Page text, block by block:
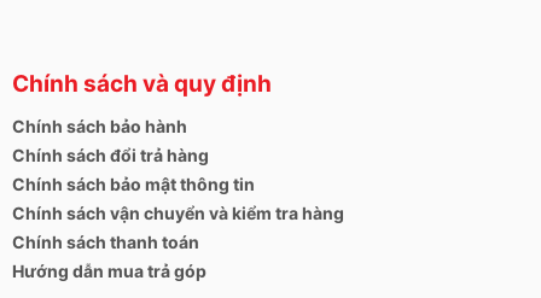
Chính sách và quy định
Chính sách bảo hành
Chính sách đổi trả hàng
Chính sách bảo mật thông tin
Chính sách vận chuyển và kiểm tra hàng
Chính sách thanh toán
Hướng dẫn mua trả góp